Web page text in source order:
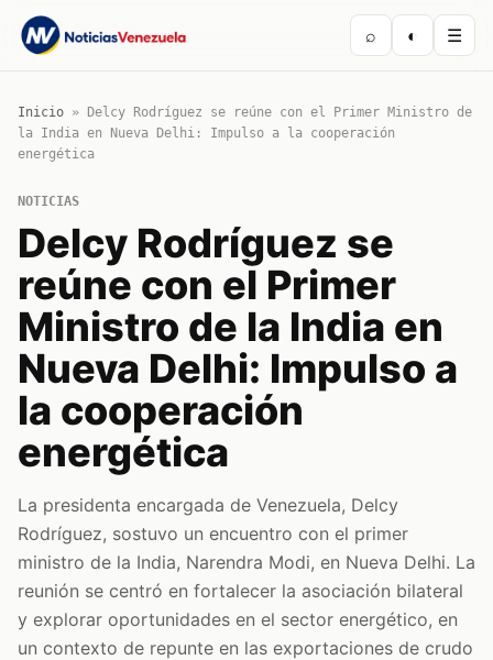
⌕ ◐ ☰
Inicio »
Delcy Rodríguez se reúne con el Primer Ministro de
la India en Nueva Delhi: Impulso a la cooperación
energética
NOTICIAS
Delcy Rodríguez se
reúne con el Primer
Ministro de la India en
Nueva Delhi: Impulso a
la cooperación
energética
La presidenta encargada de Venezuela, Delcy
Rodríguez, sostuvo un encuentro con el primer
ministro de la India, Narendra Modi, en Nueva Delhi. La
reunión se centró en fortalecer la asociación bilateral
y explorar oportunidades en el sector energético, en
un contexto de repunte en las exportaciones de crudo